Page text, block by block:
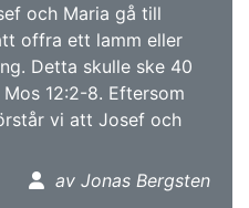
och Maria gå till
offra ett lamm eller
Detta skulle ske 40
12:2-8. Eftersom
vi att Josef och
av Jonas Bergsten